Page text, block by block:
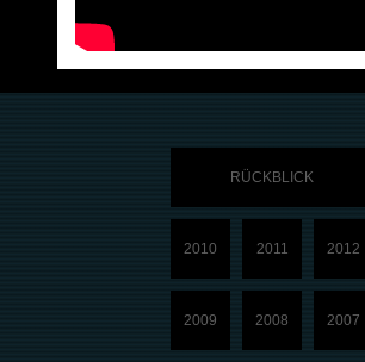
RÜCKBLICK
2010 2011 2012
2009 2008 2007